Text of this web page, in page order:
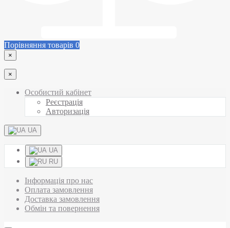
Порівняння товарів 0
×
×
Особистий кабінет
Реєстрація
Авторизація
UA
UA
RU
Інформація про нас
Оплата замовлення
Доставка замовлення
Обмін та повернення